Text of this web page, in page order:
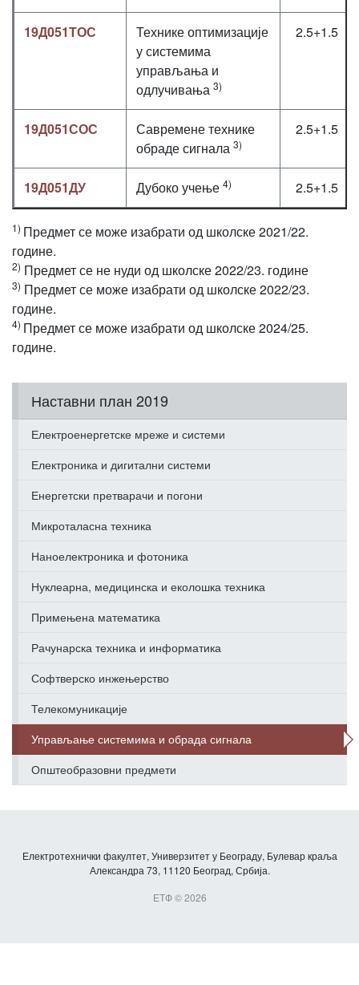
Наставни план 2019
Електроенергетске мреже и системи
Електроника и дигитални системи
Енергетски претварачи и погони
Микроталасна техника
Наноелектроника и фотоника
Нуклеарна, медицинска и еколошка техника
Примењена математика
Рачунарска техника и информатика
Софтверско инжењерство
Телекомуникације
Управљање системима и обрада сигнала
Општеобразовни предмети
19Д051ТОС
Технике оптимизације
у системима
управљања и
одлучивања 3)
2.5+1.5
19Д051СОС
Савремене технике
обраде сигнала 3)
2.5+1.5
19Д051ДУ Дубоко учење 4) 2.5+1.5
1) Предмет се може изабрати од школске 2021/22.
године.
2) Предмет се не нуди од школске 2022/23. године
3) Предмет се може изабрати од школске 2022/23.
године.
4) Предмет се може изабрати од школске 2024/25.
године.
Електротехнички факултет, Универзитет у Београду, Булевар краља
Александра 73, 11120 Београд, Србија.
ЕТФ © 2026